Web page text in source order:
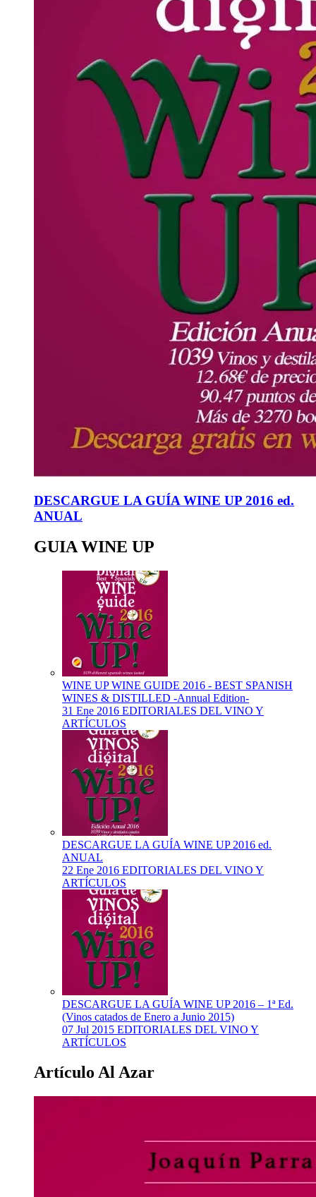
DESCARGUE LA GUÍA WINE UP 2016 ed.
ANUAL
GUIA WINE UP
WINE UP WINE GUIDE 2016 - BEST SPANISH
WINES & DISTILLED -Annual Edition-
31 Ene 2016 EDITORIALES DEL VINO Y
ARTÍCULOS
DESCARGUE LA GUÍA WINE UP 2016 ed.
ANUAL
22 Ene 2016 EDITORIALES DEL VINO Y
ARTÍCULOS
DESCARGUE LA GUÍA WINE UP 2016 – 1ª Ed.
(Vinos catados de Enero a Junio 2015)
07 Jul 2015 EDITORIALES DEL VINO Y
ARTÍCULOS
Artículo Al Azar